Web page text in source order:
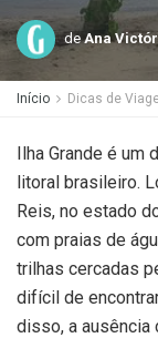
de Ana
Início Dicas de
Ilha Grande é
litoral brasileiro.
Reis, no estado
com praias de
trilhas cercadas
difícil de
disso, a ausência